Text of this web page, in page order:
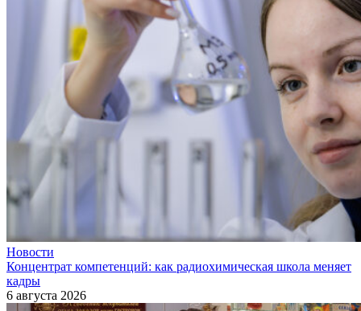
Новости
Концентрат компетенций: как радиохимическая школа меняет
кадры
6 августа 2026